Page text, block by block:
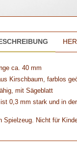
ca. 40 mm
Kirschbaum, farblos
mit Sägeblatt
0,3 mm stark und in
Spielzeug. Nicht für